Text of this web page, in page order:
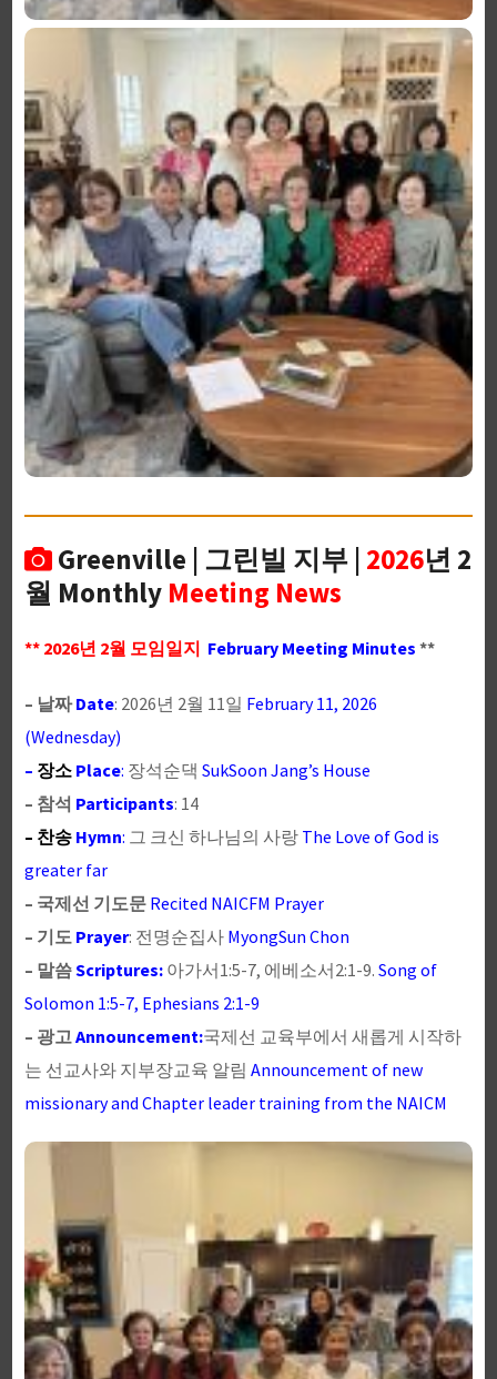
Greenville | 그린빌 지부 | 2026년 2
월 Monthly Meeting News
** 2026년 2월 모임일지 February Meeting Minutes **
– 날짜Date: 2026년 2월 11일 February 11, 2026
(Wednesday)
– 장소Place: 장석순댁 SukSoon Jang’s House
– 참석 Participants: 14
– 찬송Hymn: 그 크신 하나님의 사랑 The Love of God is
greater far
– 국제선 기도문 Recited NAICFM Prayer
– 기도 Prayer: 전명순집사 MyongSun Chon
– 말씀Scriptures: 아가서1:5-7, 에베소서2:1-9. Song of
Solomon 1:5-7, Ephesians 2:1-9
– 광고Announcement:국제선 교육부에서 새롭게 시작하
는 선교사와 지부장교육 알림 Announcement of new
missionary and Chapter leader training from the NAICM